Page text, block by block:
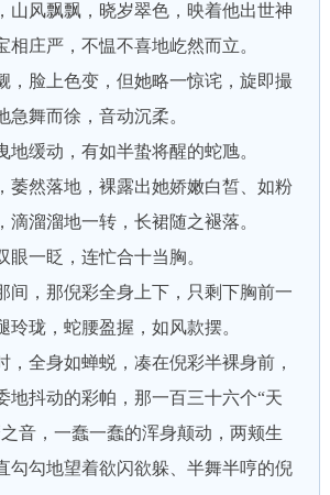
风飘飘，晓岁翠色，映着他出世神
相庄严，不愠不喜地屹然而立。
脸上色变，但她略一惊诧，旋即撮
急舞而徐，音动沉柔。
缓动，有如半蛰将醒的蛇虺。
然落地，裸露出她娇嫩白皙、如粉
滴溜溜地一转，长裙随之褪落。
一眨，连忙合十当胸。
，那倪彩全身上下，只剩下胸前一
玲珑，蛇腰盈握，如风款摆。
全身如蝉蜕，凑在倪彩半裸身前，
地抖动的彩帕，那一百三十六个“天
音，一蠢一蠢的浑身颠动，两颊生
勾勾地望着欲闪欲躲、半舞半哼的倪